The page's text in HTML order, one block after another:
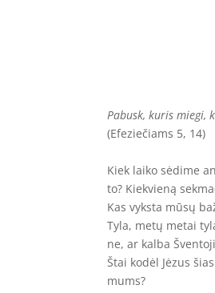
Pabusk,kuris miegi,
(Efeziečiams 5, 14)
Kiek laiko sėdime
to? Kiekvieną
Kas vyksta mūsų
Tyla, metų metai
ne, ar kalba
Štai kodėl Jėzus
mums?